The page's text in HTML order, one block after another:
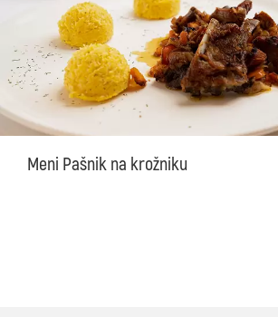
Meni Pašnik na krožniku